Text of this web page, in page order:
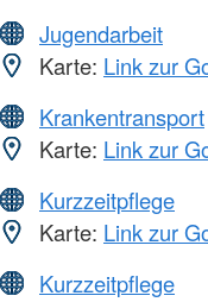
Jugendarbeit
Karte: Link zur
Krankentransport
Karte: Link zur
Kurzzeitpflege
Karte: Link zur
Kurzzeitpflege